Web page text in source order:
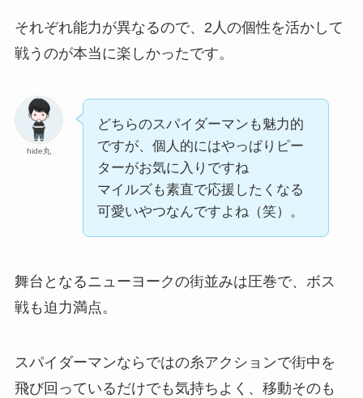
それぞれ能力が異なるので、2人の個性を活かして
戦うのが本当に楽しかったです。
hide丸
どちらのスパイダーマンも魅力的
ですが、個人的にはやっぱりピー
ターがお気に入りですね
マイルズも素直で応援したくなる
可愛いやつなんですよね（笑）。
舞台となるニューヨークの街並みは圧巻で、ボス
戦も迫力満点。
スパイダーマンならではの糸アクションで街中を
飛び回っているだけでも気持ちよく、移動そのも